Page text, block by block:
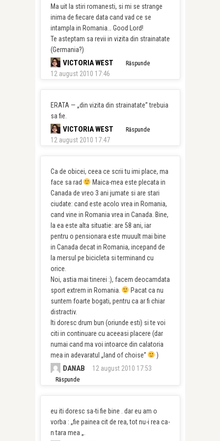
Ma uit la stiri romanesti, si mi se strange
inima de fiecare data cand vad ce se
intampla in Romania… Good Lord!
Te asteptam sa revii in vizita din strainatate
(Germania?)
VICTORIA WEST
12 august 2010 17:46
Răspunde
ERATA — „din vizita din strainatate” trebuia
sa fie.
VICTORIA WEST
12 august 2010 17:47
Răspunde
Ca de obicei, ceea ce scrii tu imi place, ma
face sa rad
Maica-mea este plecata in
Canada de vreo 3 ani jumate si are stari
ciudate: cand este acolo vrea in Romania,
cand vine in Romania vrea in Canada. Bine,
la ea este alta situatie: are 58 ani, iar
pentru o pensionara este muuult mai bine
in Canada decat in Romania, incepand de
la mersul pe bicicleta si terminand cu
orice.
Noi, astia mai tinerei :), facem deocamdata
sport extrem in Romania.
Pacat ca nu
suntem foarte bogati, pentru ca ar fi chiar
distractiv.
Iti doresc drum bun (oriunde esti) si te voi
citi in continuare cu aceeasi placere (dar
numai cand ma voi intoarce din calatoria
mea in adevaratul „land of choise”
)
DANAB 12 august 2010 17:53
Răspunde
eu iti doresc sa-ti fie bine . dar eu am o
vorba : „fie painea cit de rea, tot nu-i rea ca-
n tara mea „.